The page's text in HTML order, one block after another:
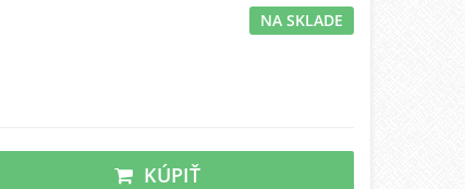
NA SKLADE
KÚPIŤ